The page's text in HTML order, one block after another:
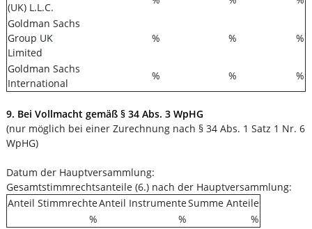
(UK) L.L.C.
Goldman Sachs
Group UK
Limited
% % %
Goldman Sachs
International
% % %
9. Bei Vollmacht gemäß § 34 Abs. 3 WpHG
(nur möglich bei einer Zurechnung nach § 34 Abs. 1 Satz 1 Nr. 6
WpHG)
Datum der Hauptversammlung:
Gesamtstimmrechtsanteile (6.) nach der Hauptversammlung:
Anteil StimmrechteAnteil InstrumenteSumme Anteile
%
% %